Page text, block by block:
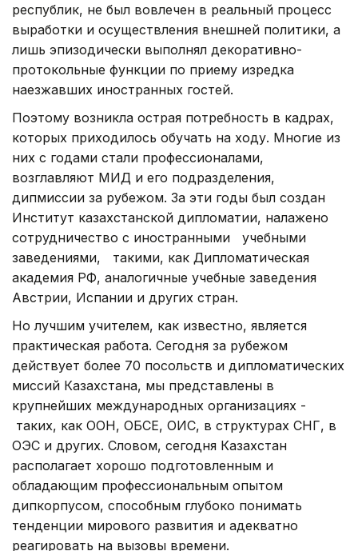
республик, не был вовлечен в реальный процесс
выработки и осуществления внешней политики, а
лишь эпизодически выполнял декоративно-
протокольные функции по приему изредка
наезжавших иностранных гостей.
Поэтому возникла острая потребность в кадрах,
которых приходилось обучать на ходу. Многие из
них с годами стали профессионалами,
возглавляют МИД и его подразделения,
дипмиссии за рубежом. За эти годы был создан
Институт казахстанской дипломатии, налажено
сотрудничество с иностранными учебными
заведениями, такими, как Дипломатическая
академия РФ, аналогичные учебные заведения
Австрии, Испании и других стран.
Но лучшим учителем, как известно, является
практическая работа. Сегодня за рубежом
действует более 70 посольств и дипломатических
миссий Казахстана, мы представлены в
крупнейших международных организациях -
таких, как ООН, ОБСЕ, ОИС, в структурах СНГ, в
ОЭС и других. Словом, сегодня Казахстан
располагает хорошо подготовленным и
обладающим профессиональным опытом
дипкорпусом, способным глубоко понимать
тенденции мирового развития и адекватно
реагировать на вызовы времени.